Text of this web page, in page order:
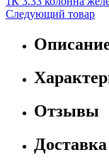
Следующий товар
Отзывы